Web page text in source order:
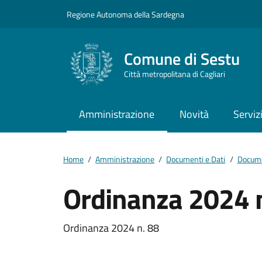
Regione Autonoma della Sardegna
Comune di Sestu
Città metropolitana di Cagliari
Amministrazione Novità Servizi
Home / Amministrazione / Documenti e Dati /
Ordinanza 2024
Dettagli del
Ordinanza 2024 n. 88